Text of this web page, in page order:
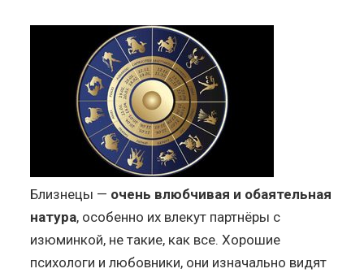
Близнецы — очень влюбчивая и обаятельная
натура, особенно их влекут партнёры с
изюминкой, не такие, как все. Хорошие
психологи и любовники, они изначально видят